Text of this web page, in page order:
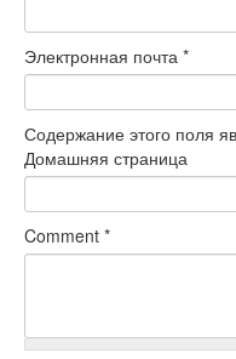
Электронная почта *
Содержание этого поля
Домашняя страница
Comment *